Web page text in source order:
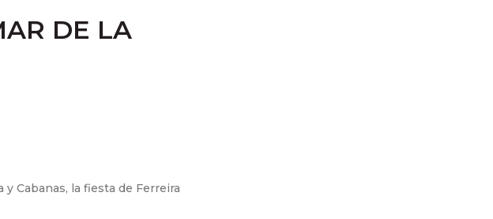
DE LA
Cabanas, la fiesta de Ferreira